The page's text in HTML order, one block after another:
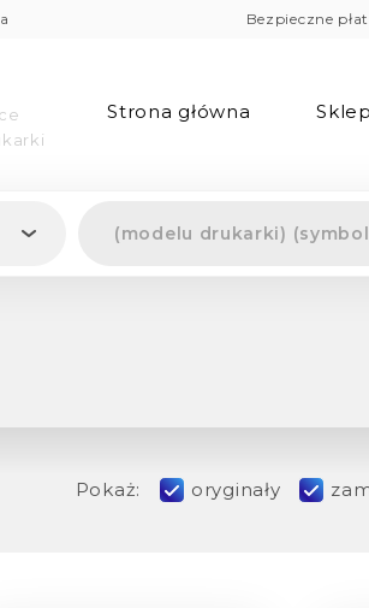
Bezpieczne
Strona główna Sklep
Pokaż: oryginały